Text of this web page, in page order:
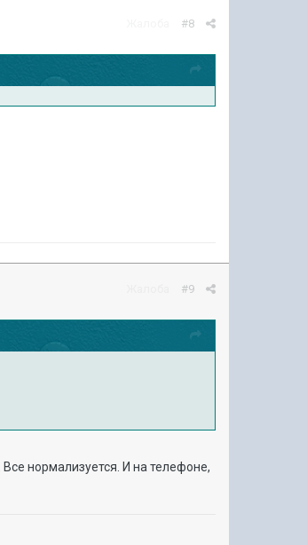
#8
#9
нормализуется. И на телефоне,